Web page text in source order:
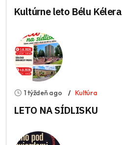
Kultúrne leto Bélu Kélera
1 týždeň ago Kultúra
LETO NA SÍDLISKU